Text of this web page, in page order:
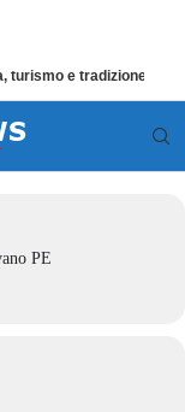
turismo e tradizione a
PE